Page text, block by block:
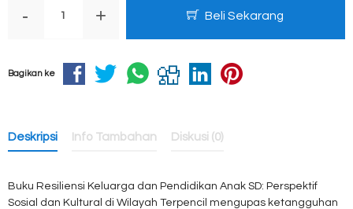
- + Beli Sekarang
Bagikan ke
Deskripsi Info Tambahan Diskusi (0)
Buku Resiliensi Keluarga dan Pendidikan Anak SD: Perspektif
Sosial dan Kultural di Wilayah Terpencil mengupas ketangguhan